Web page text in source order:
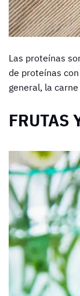
Las proteínas
de proteínas
general, la
FRUTAS